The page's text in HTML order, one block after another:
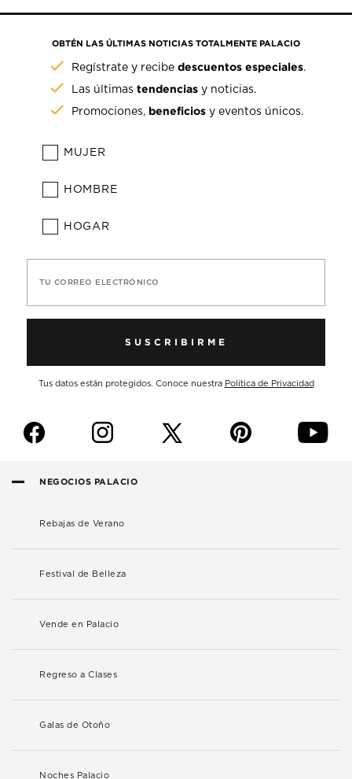
OBTÉN LAS ÚLTIMAS NOTICIAS TOTALMENTE PALACIO
Regístrate y recibedescuentos especiales.
Las últimastendencias y noticias.
Promociones, beneficios y eventos únicos.
MUJER
HOMBRE
HOGAR
TU CORREO ELECTRÓNICO
SUSCRIBIRME
Tus datos están protegidos. Conoce nuestra Política de Privacidad
f i p y
NEGOCIOS PALACIO
Rebajas de Verano
Festival de Belleza
Vende en Palacio
Regreso a Clases
Galas de Otoño
Noches Palacio